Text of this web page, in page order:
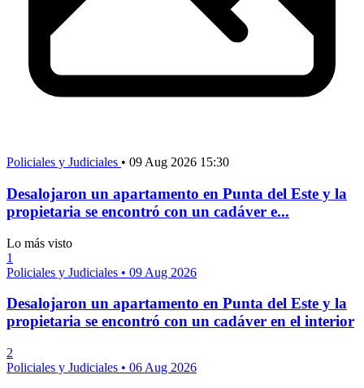
Policiales y Judiciales • 09 Aug 2026 15:30
Desalojaron un apartamento en Punta del Este y la
propietaria se encontró con un cadáver e...
Lo más visto
1
Policiales y Judiciales • 09 Aug 2026
Desalojaron un apartamento en Punta del Este y la
propietaria se encontró con un cadáver en el interior
2
Policiales y Judiciales • 06 Aug 2026